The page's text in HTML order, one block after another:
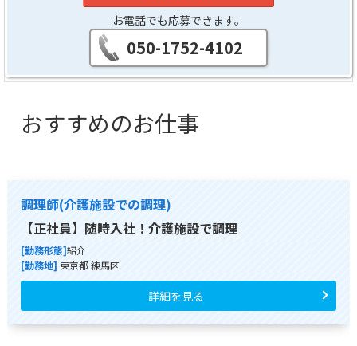
お電話でも応募できます。
050-1752-4102
おすすめのお仕事
調理師(介護施設での調理)
【正社員】随時入社！介護施設で調理
[勤務形態]紹介
[勤務地] 東京都 練馬区
詳細を見る